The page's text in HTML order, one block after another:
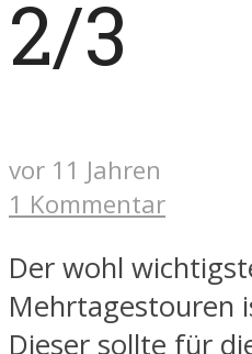
2/3
vor 11 Jahren
1 Kommentar
Der wohl
Mehrtagestouren
Dieser sollte für